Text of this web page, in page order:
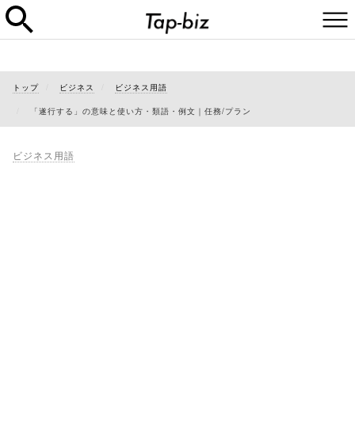
トップ ビジネス ビジネス用語
「遂行する」の意味と使い方・類語・例文｜任務/プラン
ビジネス用語